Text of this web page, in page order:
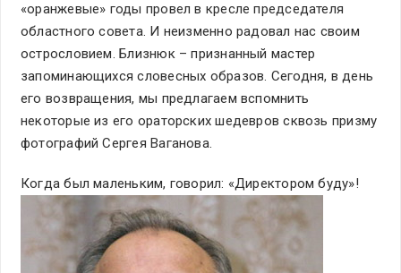
«оранжевые» годы провел в кресле председателя
областного совета. И неизменно радовал нас своим
острословием. Близнюк – признанный мастер
запоминающихся словесных образов. Сегодня, в день
его возвращения, мы предлагаем вспомнить
некоторые из его ораторских шедевров сквозь призму
фотографий Сергея Ваганова.
Когда был маленьким, говорил: «Директором буду»!